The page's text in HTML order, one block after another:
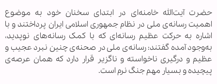
حضرت آیت‌الله خامنه‌ای در ابتدای سخنان خود به موضوع
اهمیت رسانه‌ی ملی در نظام جمهوری اسلامی ایران پرداختند و با
اشاره به حرکت عظیم رسانه‌ای که با کمک رسانه‌های نوپدید،
به‌وجود آمده گفتند: رسانه‌ی ملی در صحنه‌ی چنین نبرد عجیب و
عظیم و درگیری ناخواسته و ناگزیر قرار دارد که همان عرصه‌ی
پیچیده و بسیار مهم جنگ نرم است.